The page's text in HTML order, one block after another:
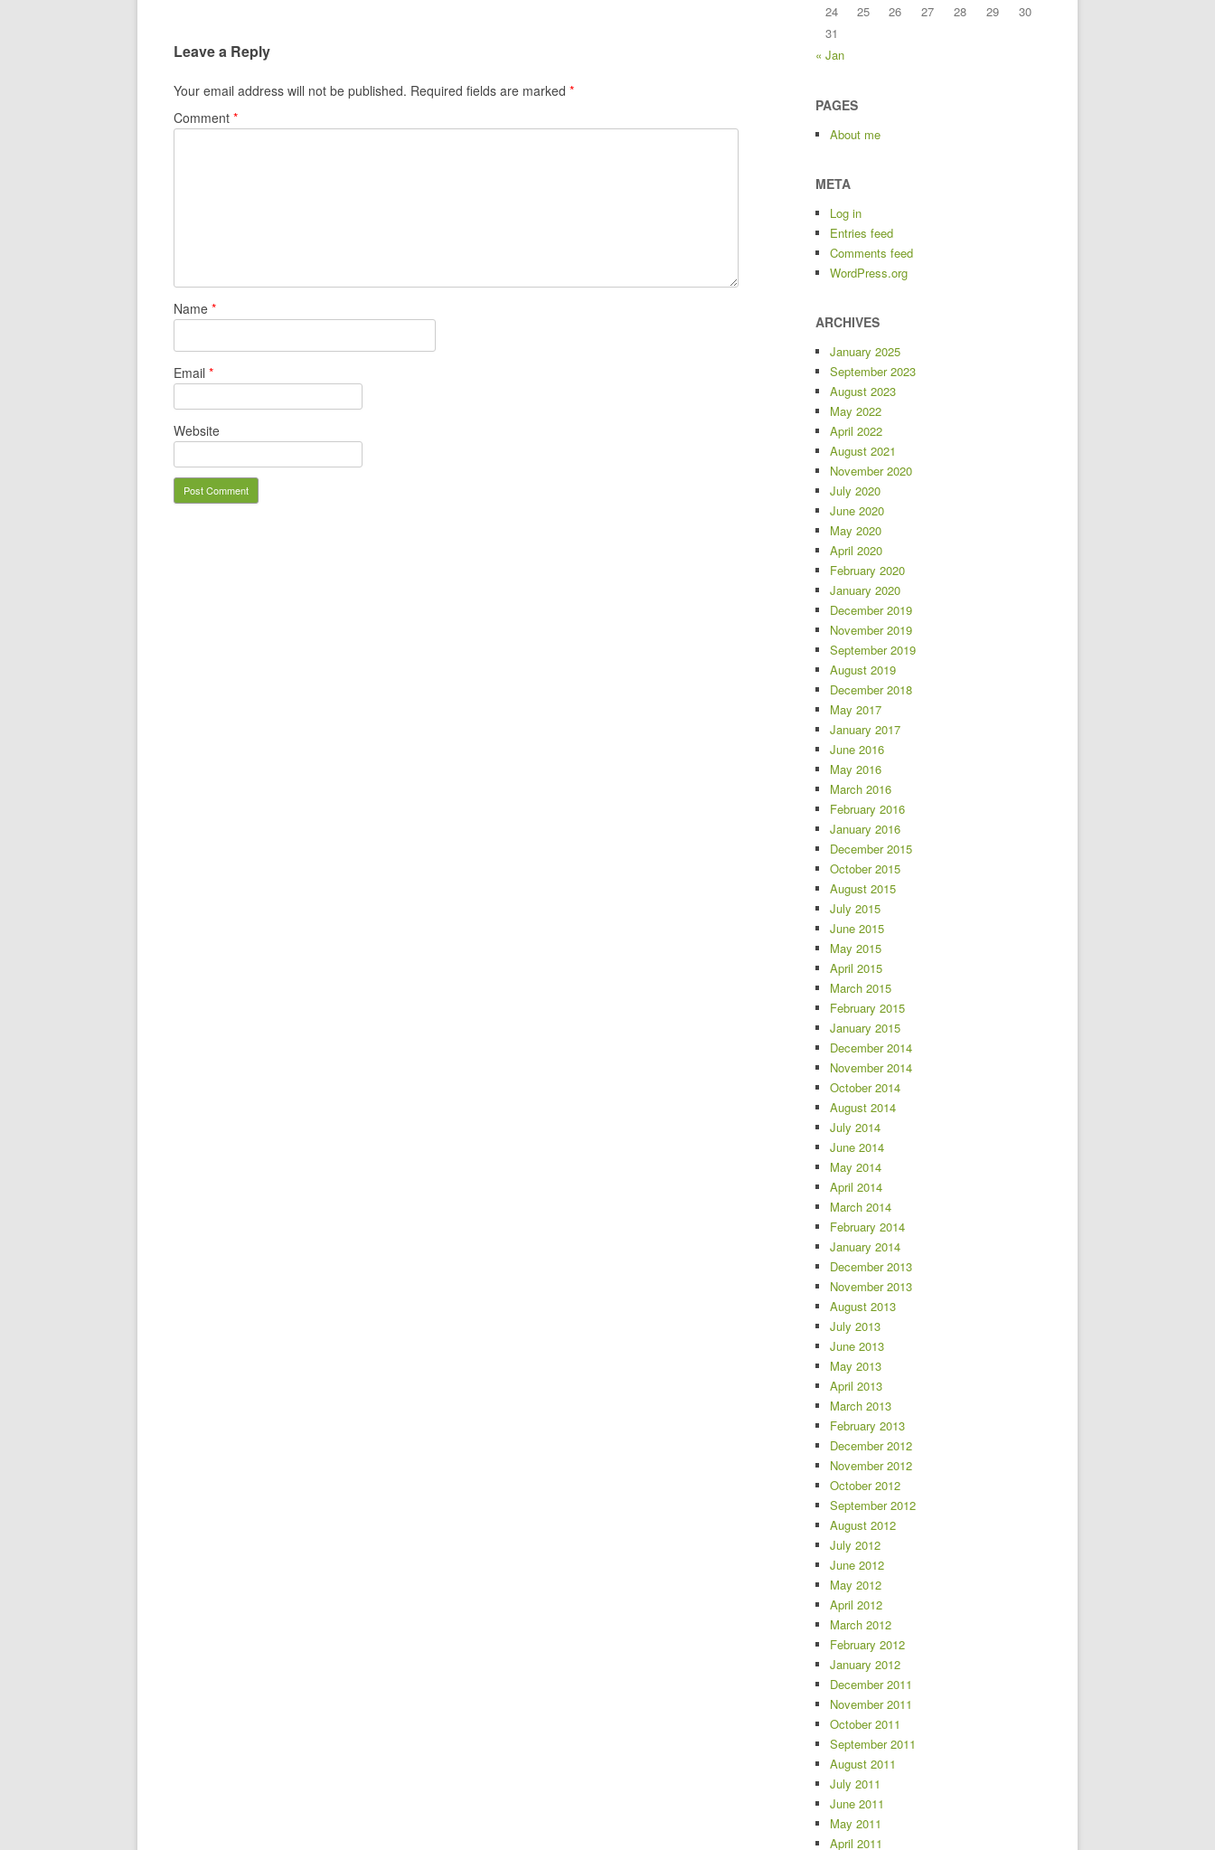
Leave a Reply
Your email address will not be published. Required fields are marked *
Comment *
Name *
Email *
Website
24
25 26 27 28 29
30
31
« Jan
PAGES
About me
META
Log in
Entries feed
Comments feed
WordPress.org
ARCHIVES
January 2025
September 2023
August 2023
May 2022
April 2022
August 2021
November 2020
July 2020
June 2020
May 2020
April 2020
February 2020
January 2020
December 2019
November 2019
September 2019
August 2019
December 2018
May 2017
January 2017
June 2016
May 2016
March 2016
February 2016
January 2016
December 2015
October 2015
August 2015
July 2015
June 2015
May 2015
April 2015
March 2015
February 2015
January 2015
December 2014
November 2014
October 2014
August 2014
July 2014
June 2014
May 2014
April 2014
March 2014
February 2014
January 2014
December 2013
November 2013
August 2013
July 2013
June 2013
May 2013
April 2013
March 2013
February 2013
December 2012
November 2012
October 2012
September 2012
August 2012
July 2012
June 2012
May 2012
April 2012
March 2012
February 2012
January 2012
December 2011
November 2011
October 2011
September 2011
August 2011
July 2011
June 2011
May 2011
April 2011